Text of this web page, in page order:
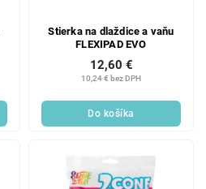
Stierka na dlaždice a vaňu
FLEXIPAD EVO
10,24 € bez DPH
12,60 €
Do košíka